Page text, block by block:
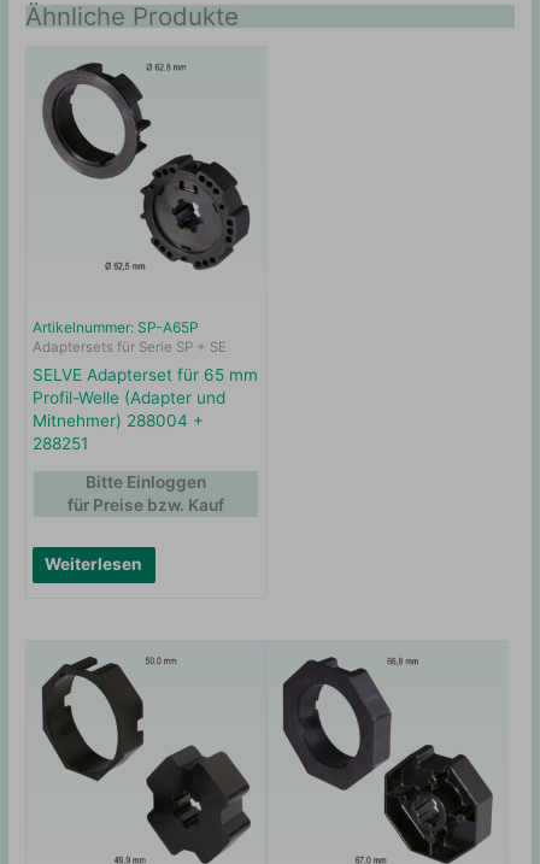
Ähnliche Produkte
Artikelnummer: SP-A65P
Adaptersets für Serie SP + SE
SELVE Adapterset für 65 mm
Profil-Welle (Adapter und
Mitnehmer) 288004 +
288251
Weiterlesen
Bitte Einloggen
für Preise bzw. Kauf